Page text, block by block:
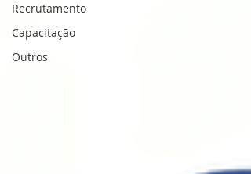
Recrutamento
Capacitação
Outros